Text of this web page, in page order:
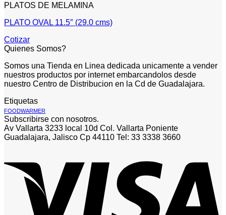
PLATOS DE MELAMINA
PLATO OVAL 11.5″ (29.0 cms)
Cotizar
Quienes Somos?
Somos una Tienda en Linea dedicada unicamente a vender
nuestros productos por internet embarcandolos desde
nuestro Centro de Distribucion en la Cd de Guadalajara.
Etiquetas
FOODWARMER
Subscribirse con nosotros.
Av Vallarta 3233 local 10d Col. Vallarta Poniente
Guadalajara, Jalisco Cp 44110 Tel: 33 3338 3660